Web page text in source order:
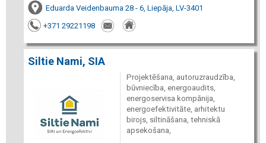
Eduarda Veidenbauma 28 - 6, Liepāja, LV-3401
+371 29221198
Siltie Nami, SIA
Projektēšana, autoruzraudzība,
būvniecība, energoaudits,
energoservisa kompānija,
energoefektivitāte, arhitektu
birojs, siltināšana, tehniskā
apsekošana,